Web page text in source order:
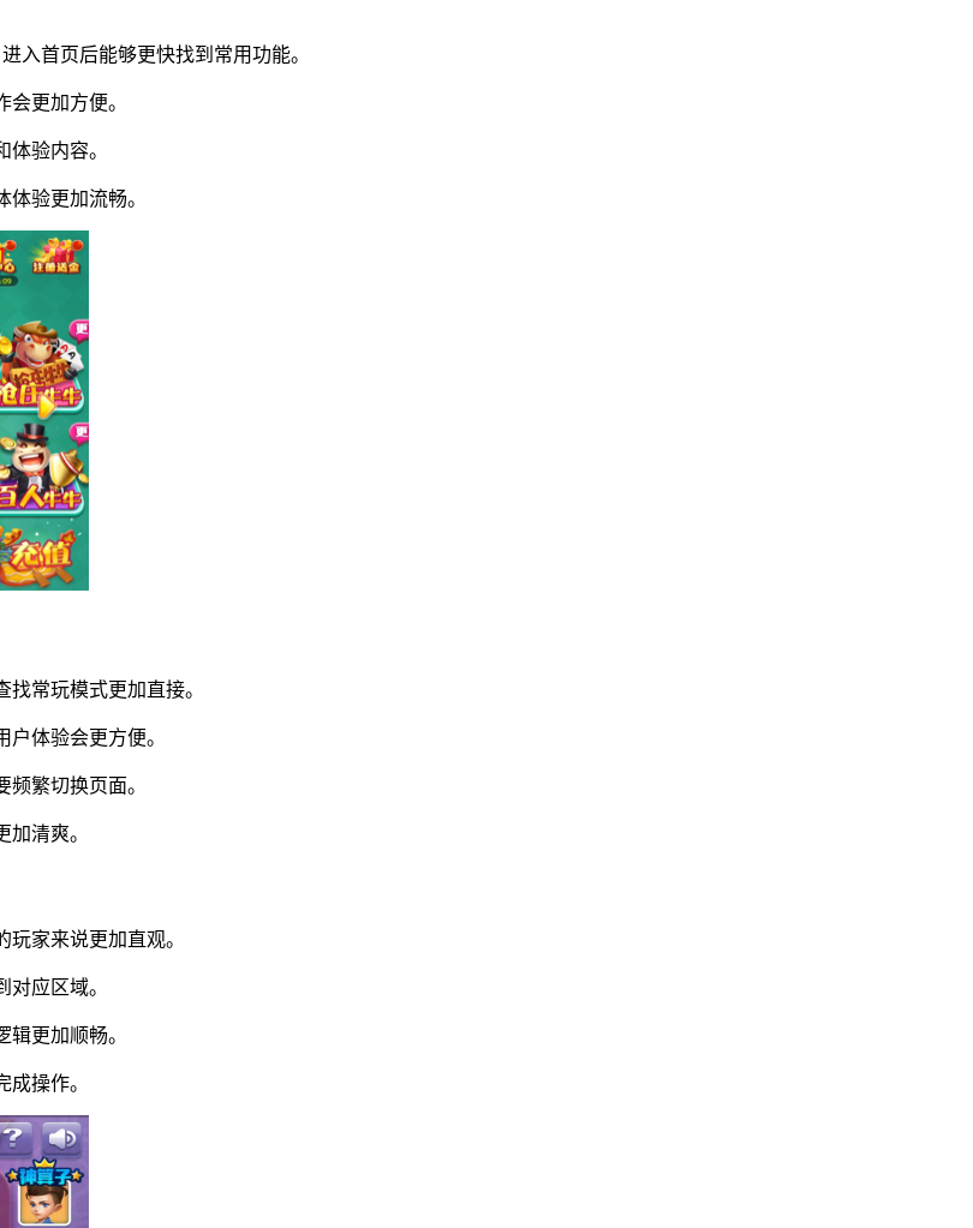
入首页后能够更快找到常用功能。
更加方便。
验内容。
验更加流畅。
常玩模式更加直接。
体验会更方便。
繁切换页面。
清爽。
家来说更加直观。
应区域。
更加顺畅。
操作。